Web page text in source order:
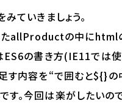
ていきましょう。
たallProductの中にhtml
ES6の書き方(IE11では
す内容を“で囲むと${}
す。今回は楽がしたいの